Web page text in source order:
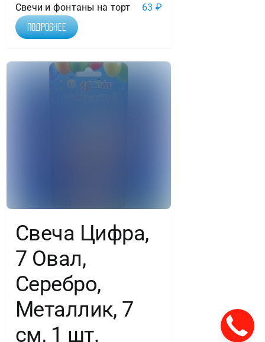
Свечи и фонтаны на торт 63 ₽
Подробнее
Свеча Цифра,
7 Овал,
Серебро,
Металлик, 7
см, 1 шт.